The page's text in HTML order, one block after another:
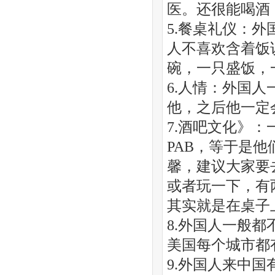
医。还很能喝
5.餐桌礼仪：外
人不喜欢含着
碗，一只盛饭，
6.人情：外国人
他，之后他一定
7.酒吧文化》：
PAB，等于是他
馨，建议大家
或者玩一下，
其实就是在桌
8.外国人一般都
美国每个城市
9.外国人来中国